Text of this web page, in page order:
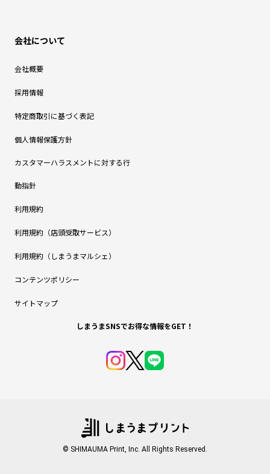
会社について
会社概要
採用情報
特定商取引に基づく表記
個人情報保護方針
カスタマーハラスメントに対する行
動指針
利用規約
利用規約（店頭受取サービス）
利用規約（しまうまマルシェ）
コンテンツポリシー
サイトマップ
しまうまSNSでお得な情報をGET！
© SHIMAUMA Print, Inc. All Rights Reserved.